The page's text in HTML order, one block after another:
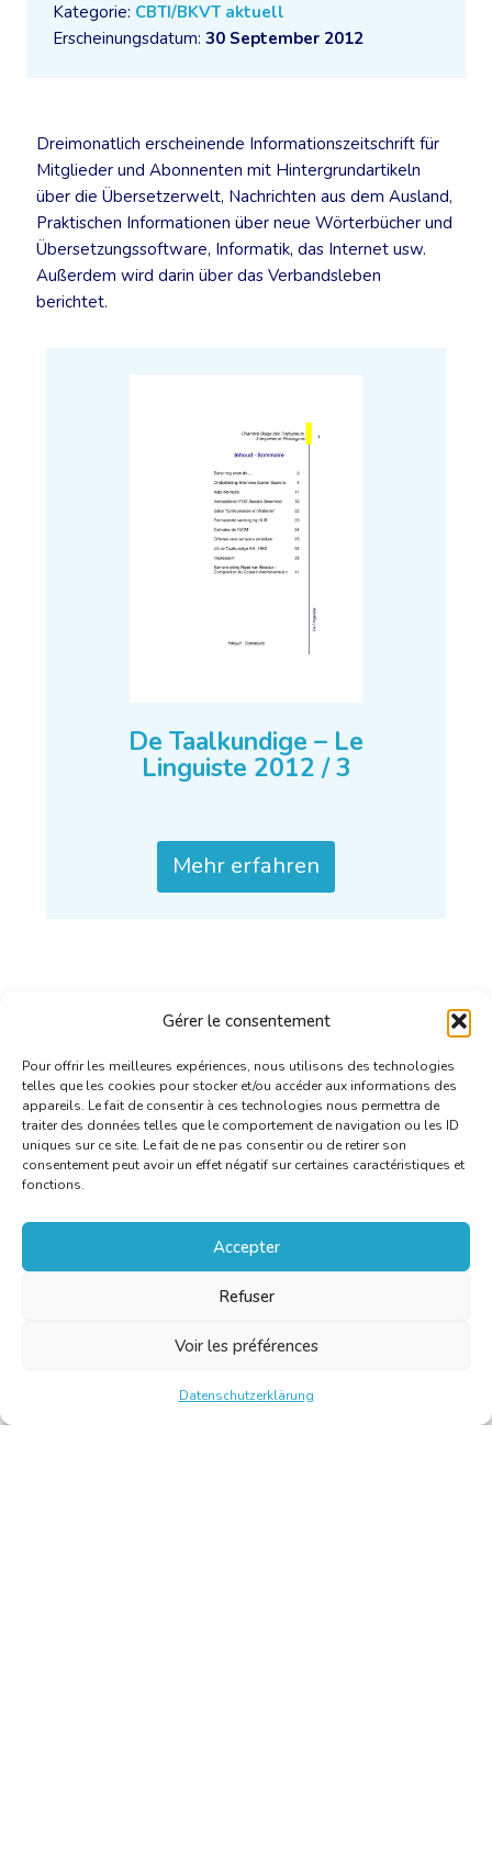
Gérer le consentement
Pour offrir les meilleures expériences, nous utilisons des technologies
telles que les cookies pour stocker et/ou accéder aux informations des
appareils. Le fait de consentir à ces technologies nous permettra de
traiter des données telles que le comportement de navigation ou les ID
uniques sur ce site. Le fait de ne pas consentir ou de retirer son
consentement peut avoir un effet négatif sur certaines caractéristiques et
fonctions.
Accepter
Refuser
Voir les préférences
Datenschutzerklärung
Kategorie: CBTI/BKVT aktuell
Erscheinungsdatum: 30 September 2012
Dreimonatlich erscheinende Informationszeitschrift für
Mitglieder und Abonnenten mit Hintergrundartikeln
über die Übersetzerwelt, Nachrichten aus dem Ausland,
Praktischen Informationen über neue Wörterbücher und
Übersetzungssoftware, Informatik, das Internet usw.
Außerdem wird darin über das Verbandsleben
berichtet.
De Taalkundige – Le
Linguiste 2012 / 3
Mehr erfahren